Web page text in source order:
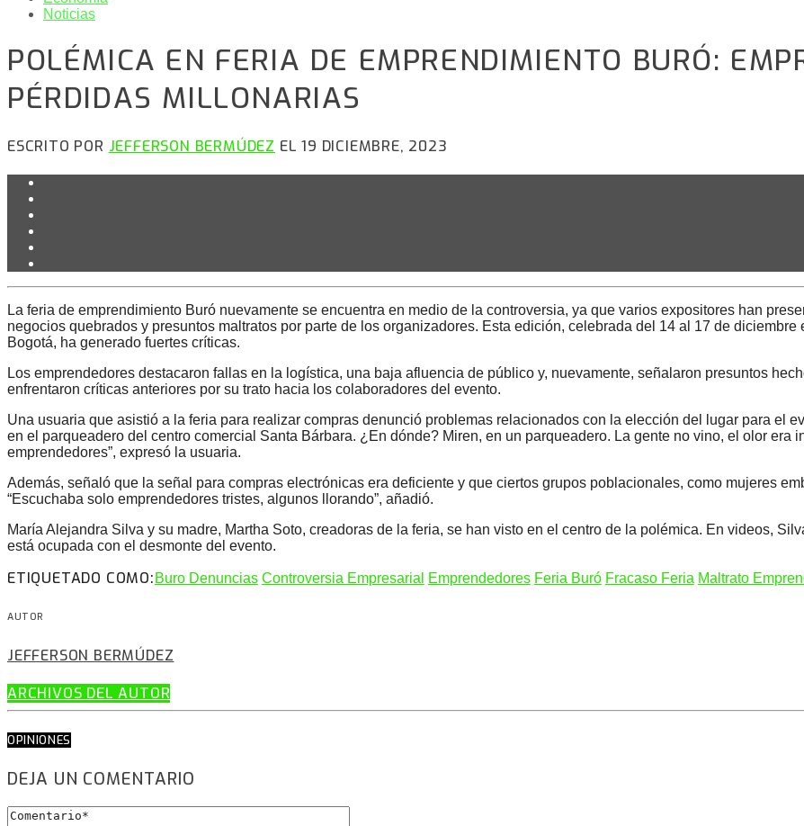
Noticias
POLÉMICA EN FERIA DE EMPRENDIMIENTO BURÓ:
PÉRDIDAS MILLONARIAS
ESCRITO POR JEFFERSON BERMÚDEZ EL 19 DICIEMBRE, 2023
La feria de emprendimiento Buró nuevamente se encuentra en medio de la controversia, ya que varios expositores han
negocios quebrados y presuntos maltratos por parte de los organizadores. Esta edición, celebrada del 14 al 17 de
Bogotá, ha generado fuertes críticas.
Los emprendedores destacaron fallas en la logística, una baja afluencia de público y, nuevamente, señalaron presuntos
enfrentaron críticas anteriores por su trato hacia los colaboradores del evento.
Una usuaria que asistió a la feria para realizar compras denunció problemas relacionados con la elección del lugar para el
en el parqueadero del centro comercial Santa Bárbara. ¿En dónde? Miren, en un parqueadero. La gente no vino, el olor era
emprendedores”, expresó la usuaria.
Además, señaló que la señal para compras electrónicas era deficiente y que ciertos grupos poblacionales, como mujeres
“Escuchaba solo emprendedores tristes, algunos llorando”, añadió.
María Alejandra Silva y su madre, Martha Soto, creadoras de la feria, se han visto en el centro de la polémica. En videos,
está ocupada con el desmonte del evento.
ETIQUETADO COMO: Buro Denuncias Controversia Empresarial Emprendedores Feria Buró Fracaso Feria Maltrato
AUTOR
JEFFERSON BERMÚDEZ
ARCHIVOS DEL AUTOR
OPINIONES
DEJA UN COMENTARIO